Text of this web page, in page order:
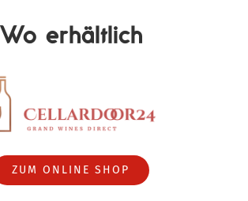
Wo erhältlich
ZUM ONLINE SHOP